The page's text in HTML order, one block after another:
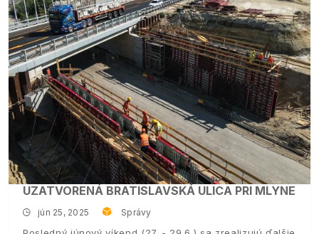
UZATVORENÁ BRATISLAVSKÁ ULICA PRI MLYNE
jún 25, 2025 Správy